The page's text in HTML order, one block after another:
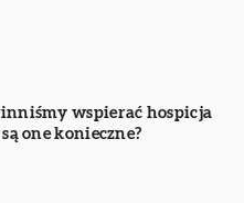
wspierać hospicja
one konieczne?